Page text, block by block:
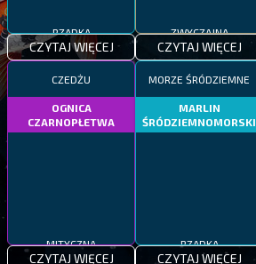
CZYTAJ WIĘCEJ CZYTAJ WIĘCEJ
CZEDŻU
OGNICA
CZARNOPŁETWA
CZYTAJ WIĘCEJ
MORZE ŚRÓDZIEMNE
MARLIN
ŚRÓDZIEMNOMORSKI
CZYTAJ WIĘCEJ